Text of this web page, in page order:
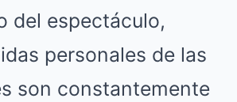
del espectáculo,
personales de las
son constantemente